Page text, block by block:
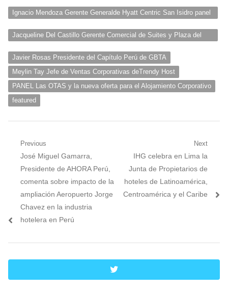
Ignacio Mendoza Gerente Generalde Hyatt Centric San Isidro panel
Jacqueline Del Castillo Gerente Comercial de Suites y Plaza del
Javier Rosas Presidente del Capítulo Perú de GBTA
Meylin Tay Jefe de Ventas Corporativas deTrendy Host
PANEL Las OTAS y la nueva oferta para el Alojamiento Corporativo
featured
Navegación
entradas
Previous
Previous
post:
José Miguel Gamarra,
Presidente de AHORA Perú,
comenta sobre impacto de la
ampliación Aeropuerto Jorge
Chavez en la industria
hotelera en Perú
Next
Next
post:
IHG celebra en Lima la
Junta de Propietarios de
hoteles de Latinoamérica,
Centroamérica y el Caribe
twitter